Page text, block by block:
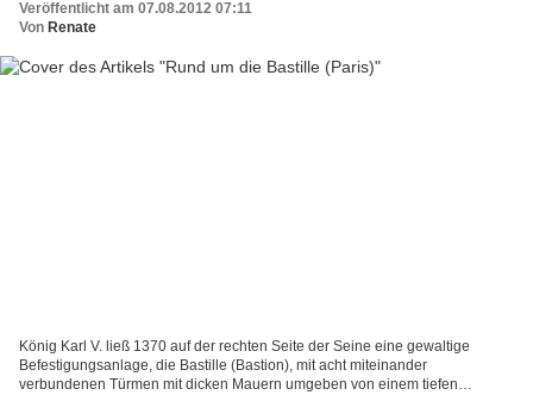
Veröffentlicht am 07.08.2012 07:11
Von Renate
König Karl V. ließ 1370 auf der rechten Seite der Seine eine gewaltige
Befestigungsanlage, die Bastille (Bastion), mit acht miteinander
verbundenen Türmen mit dicken Mauern umgeben von einem tiefen